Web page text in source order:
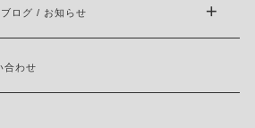
ブログ / お知らせ
合わせ